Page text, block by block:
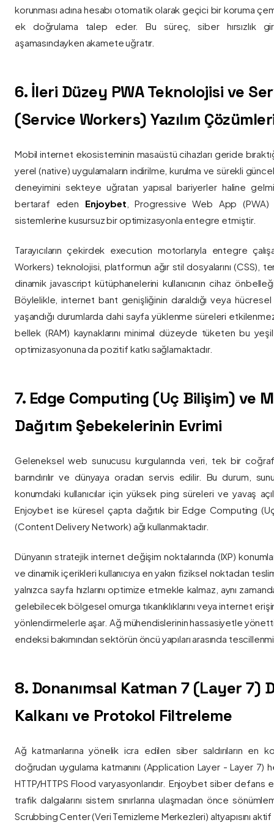
korunması adına hesabı otomatik olarak geçici bir koruma
ek doğrulama talep eder. Bu süreç, siber hırsızlık
aşamasındayken akamete uğratır.
6. İleri Düzey PWA Teknolojisi ve
(Service Workers) Yazılım
Mobil internet ekosisteminin masaüstü cihazları geride
yerel (native) uygulamaların indirilme, kurulma ve sürekli
deneyimini sekteye uğratan yapısal bariyerler haline
bertaraf eden Enjoybet , Progressive Web App (PWA)
sistemlerine kusursuz bir optimizasyonla entegre etmiştir.
Tarayıcıların çekirdek execution motorlarıyla entegre
Workers) teknolojisi, platformun ağır stil dosyalarını (CSS),
dinamik javascript kütüphanelerini kullanıcının cihaz
Böylelikle, internet bant genişliğinin daraldığı veya
yaşandığı durumlarda dahi sayfa yüklenme süreleri
bellek (RAM) kaynaklarını minimal düzeyde tüketen bu yeşil
optimizasyonuna da pozitif katkı sağlamaktadır.
7. Edge Computing (Uç Bilişim) ve
Dağıtım Şebekelerinin Evrimi
Geleneksel web sunucusu kurgularında veri, tek bir
barındırılır ve dünyaya oradan servis edilir. Bu durum,
konumdaki kullanıcılar için yüksek ping süreleri ve yavaş
Enjoybet ise küresel çapta dağıtık bir Edge Computing
(Content Delivery Network) ağı kullanmaktadır.
Dünyanın stratejik internet değişim noktalarında (IXP)
ve dinamik içerikleri kullanıcıya en yakın fiziksel noktadan
yalnızca sayfa hızlarını optimize etmekle kalmaz, aynı
gelebilecek bölgesel omurga tıkanıklıklarını veya internet
yönlendirmelerle aşar. Ağ mühendislerinin hassasiyetle
endeksi bakımından sektörün öncü yapıları arasında
8. Donanımsal Katman 7 (Layer 7)
Kalkanı ve Protokol Filtreleme
Ağ katmanlarına yönelik icra edilen siber saldırıların en
doğrudan uygulama katmanını (Application Layer - Layer 7)
HTTP/HTTPS Flood varyasyonlarıdır. Enjoybet siber
trafik dalgalarını sistem sınırlarına ulaşmadan önce
Scrubbing Center (Veri Temizleme Merkezleri) altyapısını